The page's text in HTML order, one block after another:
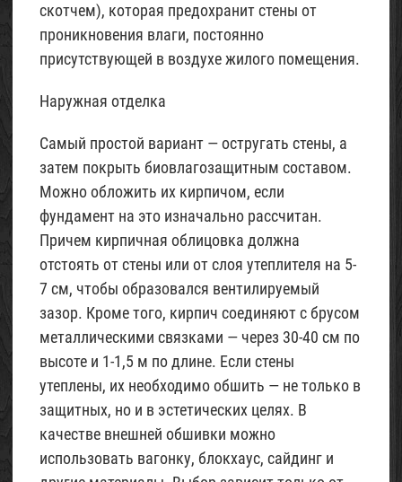
скотчем), которая предохранит стены от
проникновения влаги, постоянно
присутствующей в воздухе жилого помещения.
Наружная отделка
Самый простой вариант — остругать стены, а
затем покрыть биовлагозащитным составом.
Можно обложить их кирпичом, если
фундамент на это изначально рассчитан.
Причем кирпичная облицовка должна
отстоять от стены или от слоя утеплителя на 5-
7 см, чтобы образовался вентилируемый
зазор. Кроме того, кирпич соединяют с брусом
металлическими связками — через 30-40 см по
высоте и 1-1,5 м по длине. Если стены
утеплены, их необходимо обшить — не только в
защитных, но и в эстетических целях. В
качестве внешней обшивки можно
использовать вагонку, блокхаус, сайдинг и